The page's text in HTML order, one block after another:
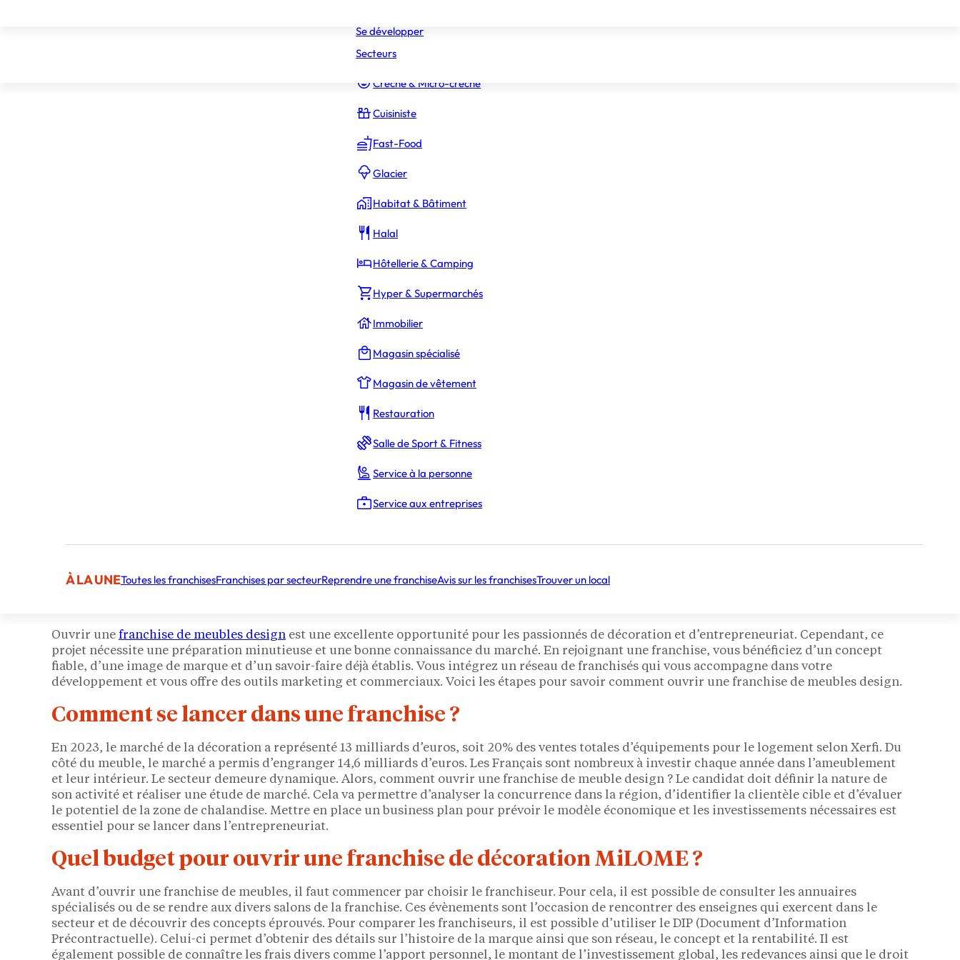
Constructeur Piscines & Spas
Crèche & Micro-crèche
Cuisiniste
Fast-Food
Glacier
Habitat & Bâtiment
Halal
Hôtellerie & Camping
Hyper & Supermarchés
Immobilier
Magasin spécialisé
Magasin de vêtement
Restauration
Salle de Sport & Fitness
Service à la personne
Service aux entreprises
À LA UNEToutes les franchisesFranchises par secteurReprendre une franchiseAvis sur les franchisesTrouver un local
Se développer
Secteurs
Ouvrir une franchise de meubles design est une excellente opportunité pour les passionnés de décoration et d’entrepreneuriat. Cependant, ce
projet nécessite une préparation minutieuse et une bonne connaissance du marché. En rejoignant une franchise, vous bénéficiez d’un concept
fiable, d’une image de marque et d’un savoir-faire déjà établis. Vous intégrez un réseau de franchisés qui vous accompagne dans votre
développement et vous offre des outils marketing et commerciaux. Voici les étapes pour savoir comment ouvrir une franchise de meubles design.
Comment se lancer dans une franchise ?
En 2023, le marché de la décoration a représenté 13 milliards d’euros, soit 20% des ventes totales d’équipements pour le logement selon Xerfi. Du
côté du meuble, le marché a permis d’engranger 14,6 milliards d’euros. Les Français sont nombreux à investir chaque année dans l’ameublement
et leur intérieur. Le secteur demeure dynamique. Alors, comment ouvrir une franchise de meuble design ? Le candidat doit définir la nature de
son activité et réaliser une étude de marché. Cela va permettre d’analyser la concurrence dans la région, d’identifier la clientèle cible et d’évaluer
le potentiel de la zone de chalandise. Mettre en place un business plan pour prévoir le modèle économique et les investissements nécessaires est
essentiel pour se lancer dans l’entrepreneuriat.
Quel budget pour ouvrir une franchise de décoration MiLOME ?
Avant d’ouvrir une franchise de meubles, il faut commencer par choisir le franchiseur. Pour cela, il est possible de consulter les annuaires
spécialisés ou de se rendre aux divers salons de la franchise. Ces évènements sont l’occasion de rencontrer des enseignes qui exercent dans le
secteur et de découvrir des concepts éprouvés. Pour comparer les franchiseurs, il est possible d’utiliser le DIP (Document d’Information
Précontractuelle). Celui-ci permet d’obtenir des détails sur l’histoire de la marque ainsi que son réseau, le concept et la rentabilité. Il est
également possible de connaître les frais divers comme l’apport personnel, le montant de l’investissement global, les redevances ainsi que le droit